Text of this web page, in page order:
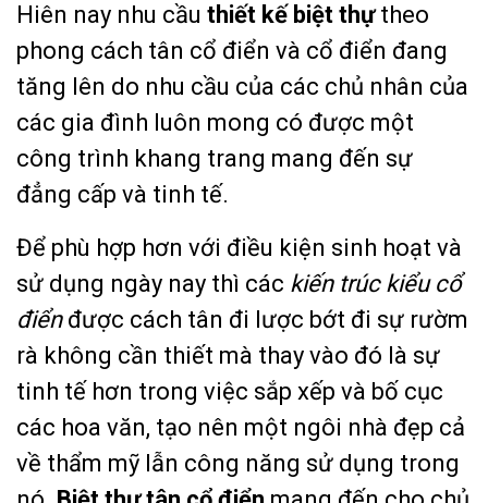
Hiên nay nhu cầu thiết kế biệt thựtheo
phong cách tân cổ điển và cổ điển đang
tăng lên do nhu cầu của các chủ nhân của
các gia đình luôn mong có được một
công trình khang trang mang đến sự
đẳng cấp và tinh tế.
Để phù hợp hơn với điều kiện sinh hoạt và
sử dụng ngày nay thì các kiến trúc kiểu cổ
điểnđược cách tân đi lược bớt đi sự rườm
rà không cần thiết mà thay vào đó là sự
tinh tế hơn trong việc sắp xếp và bố cục
các hoa văn, tạo nên một ngôi nhà đẹp cả
về thẩm mỹ lẫn công năng sử dụng trong